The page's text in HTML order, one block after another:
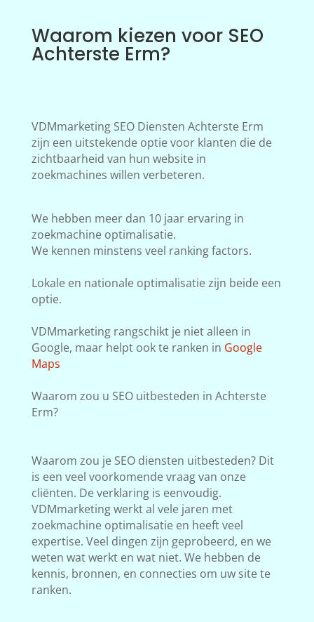
Waarom kiezen voor SEO
Achterste Erm?
VDMmarketing SEO Diensten Achterste Erm
zijn een uitstekende optie voor klanten die de
zichtbaarheid van hun website in
zoekmachines willen verbeteren.
We hebben meer dan 10 jaar ervaring in
zoekmachine optimalisatie.
We kennen minstens veel ranking factors.
Lokale en nationale optimalisatie zijn beide een
optie.
VDMmarketing rangschikt je niet alleen in
Google, maar helpt ook te ranken in Google
Maps
Waarom zou u SEO uitbesteden in Achterste
Erm?
Waarom zou je SEO diensten uitbesteden? Dit
is een veel voorkomende vraag van onze
cliënten. De verklaring is eenvoudig.
VDMmarketing werkt al vele jaren met
zoekmachine optimalisatie en heeft veel
expertise. Veel dingen zijn geprobeerd, en we
weten wat werkt en wat niet. We hebben de
kennis, bronnen, en connecties om uw site te
ranken.